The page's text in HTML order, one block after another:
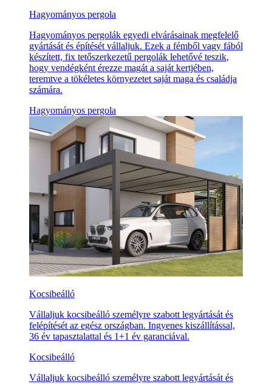
Hagyományos pergola
Hagyományos pergolák egyedi elvárásainak megfelelő
gyártását és építését vállaljuk. Ezek a fémből vagy fából
készített, fix tetőszerkezetű pergolák lehetővé teszik,
hogy vendégként érezze magát a saját kertjében,
teremtve a tökéletes környezetet saját maga és családja
számára.
Hagyományos pergola
Kocsibeálló
Vállaljuk kocsibeálló személyre szabott legyártását és
felépítését az egész országban. Ingyenes kiszállítással,
36 év tapasztalattal és 1+1 év garanciával.
Kocsibeálló
Vállaljuk kocsibeálló személyre szabott legyártását és